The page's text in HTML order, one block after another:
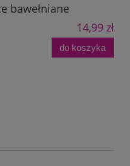
bawełniane
14,99 zł
do koszyka